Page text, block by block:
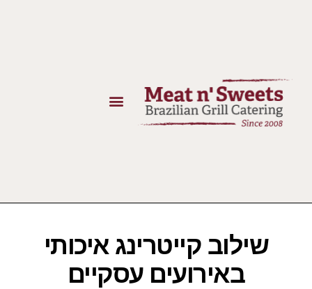
שילוב קייטרינג איכותי
באירועים עסקיים